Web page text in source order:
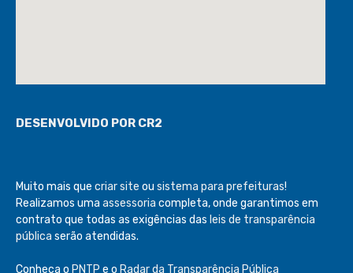
DESENVOLVIDO POR CR2
Muito mais que criar site ou sistema para prefeituras!
Realizamos uma assessoria completa, onde garantimos em
contrato que todas as exigências das leis de transparência
pública serão atendidas.
Conheça o PNTP e o Radar da Transparência Pública